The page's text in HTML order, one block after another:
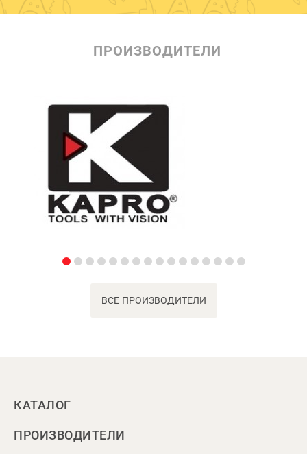
ПРОИЗВОДИТЕЛИ
ВСЕ ПРОИЗВОДИТЕЛИ
КАТАЛОГ
ПРОИЗВОДИТЕЛИ